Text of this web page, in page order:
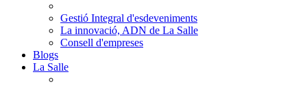
Gestió Integral d'esdeveniments
La innovació, ADN de La Salle
Consell d'empreses
Blogs
La Salle